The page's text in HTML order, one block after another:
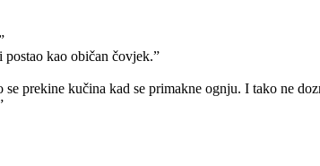
postao kao običan čovjek.”
prekine kučina kad se primakne ognju. I tako ne